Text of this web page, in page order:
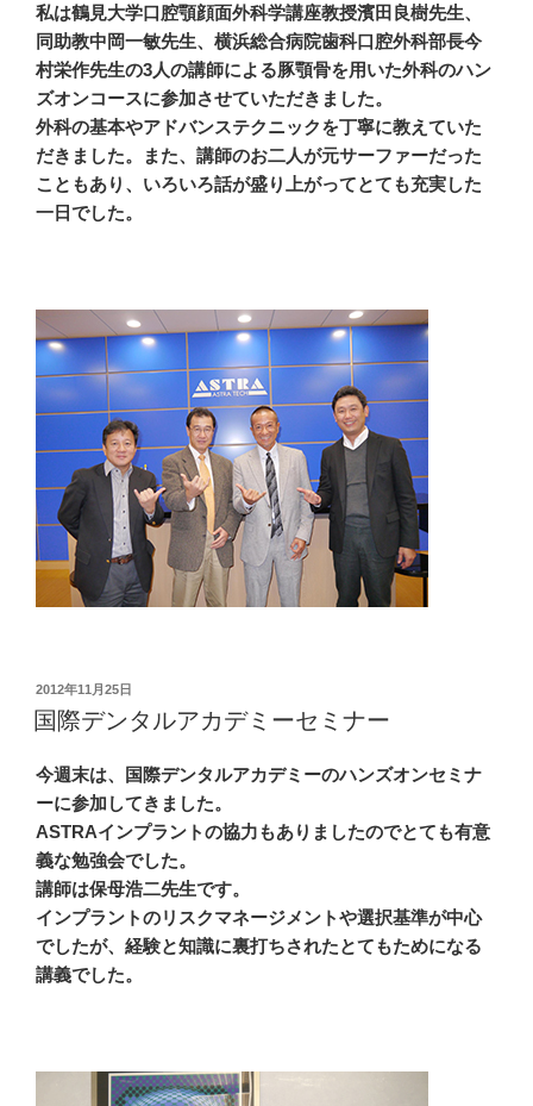
私は鶴見大学口腔顎顔面外科学講座教授濱田良樹先生、
同助教中岡一敏先生、横浜総合病院歯科口腔外科部長今
村栄作先生の3人の講師による豚顎骨を用いた外科のハン
ズオンコースに参加させていただきました。
外科の基本やアドバンステクニックを丁寧に教えていた
だきました。また、講師のお二人が元サーファーだった
こともあり、いろいろ話が盛り上がってとても充実した
一日でした。
投
稿
日:
2012年11月25日
国際デンタルアカデミーセミナー
今週末は、国際デンタルアカデミーのハンズオンセミナ
ーに参加してきました。
ASTRAインプラントの協力もありましたのでとても有意
義な勉強会でした。
講師は保母浩二先生です。
インプラントのリスクマネージメントや選択基準が中心
でしたが、経験と知識に裏打ちされたとてもためになる
講義でした。